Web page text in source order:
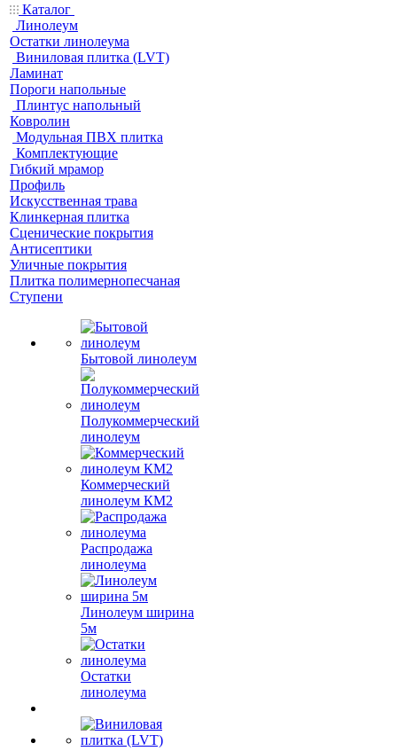
Каталог
Линолеум
Остатки линолеума
Виниловая плитка (LVT)
Ламинат
Пороги напольные
Плинтус напольный
Ковролин
Модульная ПВХ плитка
Комплектующие
Гибкий мрамор
Профиль
Искусственная трава
Клинкерная плитка
Сценические покрытия
Антисептики
Уличные покрытия
Плитка полимернопесчаная
Ступени
Бытовой линолеум
Полукоммерческий
линолеум
Коммерческий
линолеум КМ2
Распродажа
линолеума
Линолеум ширина
5м
Остатки
линолеума